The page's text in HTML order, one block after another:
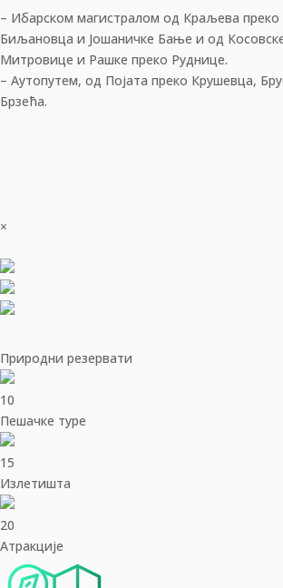
– Ибарском магистралом од Краљева преко
Биљановца и Јошаничке Бање и од
Митровице и Рашке преко Руднице.
– Аутопутем, од Појата преко Крушевца,
Брзећа.
×
Природни резервати
10
Пешачке туре
15
Излетишта
20
Aтракције